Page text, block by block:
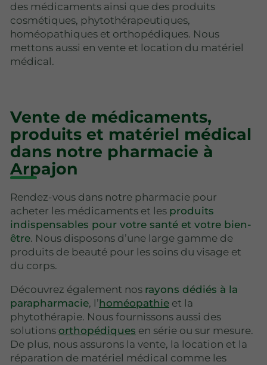
des médicaments ainsi que des produits
cosmétiques, phytothérapeutiques,
homéopathiques et orthopédiques. Nous
mettons aussi en vente et location du matériel
médical.
Vente de médicaments,
produits et matériel médical
dans notre pharmacie à
Arpajon
Rendez-vous dans notre pharmacie pour
acheter les médicaments et les produits
indispensables pour votre santé et votre bien-
être. Nous disposons d’une large gamme de
produits de beauté pour les soins du visage et
du corps.
Découvrez également nos rayons dédiés à la
parapharmacie, l’homéopathie et la
phytothérapie. Nous fournissons aussi des
solutions orthopédiques en série ou sur mesure.
De plus, nous assurons la vente, la location et la
réparation de matériel médical comme les